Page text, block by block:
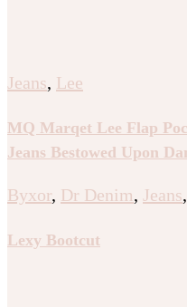
Jeans, Lee
MQ Marqet Lee Flap
Jeans Bestowed Upon
Byxor, Dr Denim, Jeans,
Lexy Bootcut